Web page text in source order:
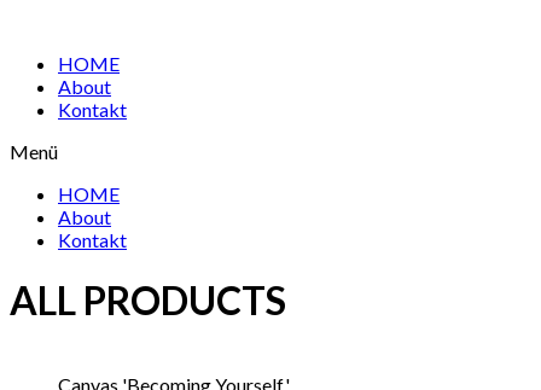
HOME
About
Kontakt
Menü
HOME
About
Kontakt
ALL PRODUCTS
Canvas 'Becoming Yourself'